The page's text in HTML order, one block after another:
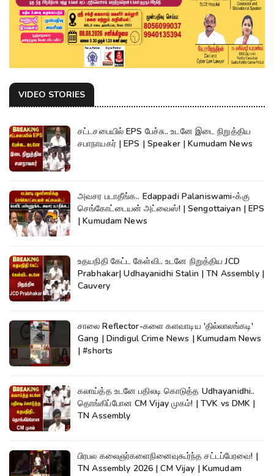
VIDEO STORIES
சட்டசபையில் EPS பேச்சு.. உடனே இடை நிறுத்திய
சபாநாயகர் | EPS | Speaker | Kumudam News
அவசர படாதீங்க.. Edappadi Palaniswami-க்கு
செங்கோட்டையன் அட்வைஸ்! | Sengottaiyan | EPS
| Kumudam News
உதயநிதி கேட்ட கேள்வி.. உடனே நிறுத்திய JCD
Prabhakar| Udhayanidhi Stalin | TN Assembly |
Cauvery
சாலை Reflector-களை களவாடிய 'தில்லாலங்கடி'
Gang | Dindigul Crime News | Kumudam News
| #shorts
கலாய்த்த உடனே பதிலடி கொடுத்த Udhayanidhi..
தொங்கிப்போன CM Vijay முகம்! | TVK vs DMK |
TN Assembly
பிரபல கலைஞர்களைநினைவுகூர்ந்த சட்டப்பேரவை! |
TN Assembly 2026 | CM Vijay | Kumudam